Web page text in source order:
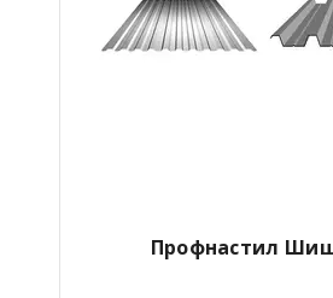
Профнастил